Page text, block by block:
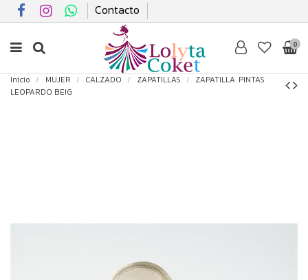
Contacto
0
Inicio MUJER CALZADO ZAPATILLAS
ZAPATILLA PINTAS
LEOPARDO BEIG